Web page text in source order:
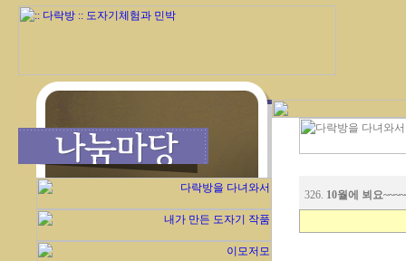
326. 10월에 뵈요